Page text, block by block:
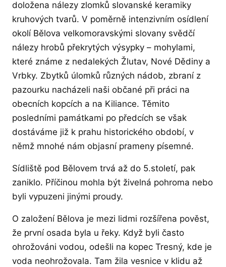
doložena nálezy zlomků slovanské keramiky
kruhových tvarů. V poměrně intenzivním osídlení
okolí Bělova velkomoravskými slovany svědčí
nálezy hrobů překrytých výsypky – mohylami,
které známe z nedalekých Žlutav, Nové Dědiny a
Vrbky. Zbytků úlomků různých nádob, zbraní z
pazourku nacházeli naši občané při práci na
obecních kopcích a na Kiliance. Těmito
posledními památkami po předcích se však
dostáváme již k prahu historického období, v
němž mnohé nám objasní prameny písemné.
Sídliště pod Bělovem trvá až do 5.století, pak
zaniklo. Příčinou mohla být živelná pohroma nebo
byli vypuzeni jinými proudy.
O založení Bělova je mezi lidmi rozšířena pověst,
že první osada byla u řeky. Když byli často
ohrožováni vodou, odešli na kopec Tresný, kde je
voda neohrožovala. Tam žila vesnice v klidu až